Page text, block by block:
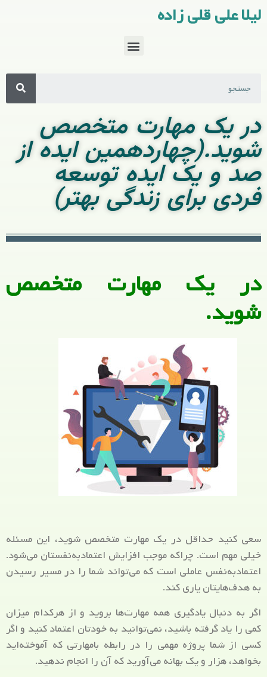
لیلا علی قلی زاده
در یک مهارت متخصص
شوید.(چهاردهمین ایده از
صد و یک ایده توسعه
فردی برای زندگی بهتر)
در یک مهارت متخصص
شوید.
سعی کنید حداقل در یک مهارت متخصص شوید، این مسئله
خیلی مهم است. چراکه موجب افزایش اعتمادبه‌نفستان می‌شود.
اعتمادبه‌نفس عاملی است که می‌تواند شما را در مسیر رسیدن
به هدف‌هایتان یاری کند.
اگر به دنبال یادگیری همه مهارت‌ها بروید و از هرکدام میزان
کمی را یاد گرفته باشید، نمی‌توانید به خودتان اعتماد کنید و اگر
کسی از شما پروژه مهمی را در رابطه بامهارتی که آموخته‌اید
بخواهد، هزار و یک بهانه می‌آورید که آن را انجام ندهید.